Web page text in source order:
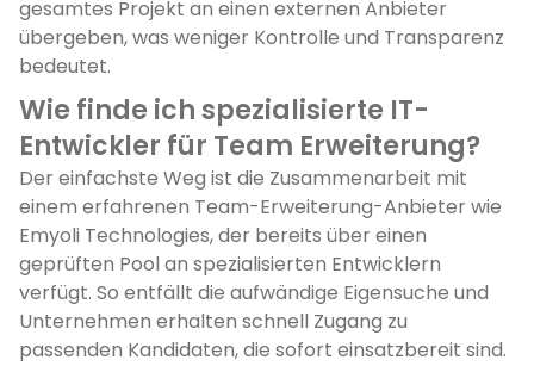
gesamtes Projekt an einen externen Anbieter
übergeben, was weniger Kontrolle und Transparenz
bedeutet.
Wie finde ich spezialisierte IT-
Entwickler für Team Erweiterung?
Der einfachste Weg ist die Zusammenarbeit mit
einem erfahrenen Team-Erweiterung-Anbieter wie
Emyoli Technologies, der bereits über einen
geprüften Pool an spezialisierten Entwicklern
verfügt. So entfällt die aufwändige Eigensuche und
Unternehmen erhalten schnell Zugang zu
passenden Kandidaten, die sofort einsatzbereit sind.